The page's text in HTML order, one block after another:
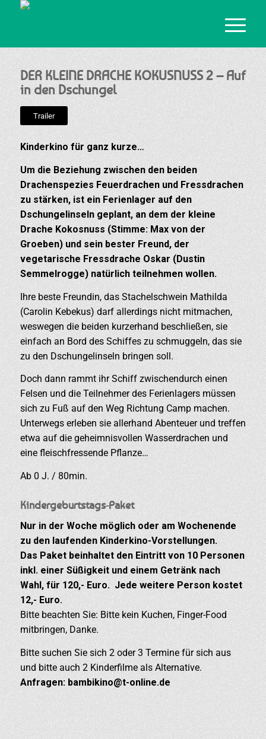
DER KLEINE DRACHE KOKUSNUSS 2 – Auf
in den Dschungel
Trailer
Kinderkino für ganz kurze…
Um die Beziehung zwischen den beiden
Drachenspezies Feuerdrachen und Fressdrachen
zu stärken, ist ein Ferienlager auf den
Dschungelinseln geplant, an dem der kleine
Drache Kokosnuss (Stimme: Max von der
Groeben) und sein bester Freund, der
vegetarische Fressdrache Oskar (Dustin
Semmelrogge) natürlich teilnehmen wollen.
Ihre beste Freundin, das Stachelschwein Mathilda
(Carolin Kebekus) darf allerdings nicht mitmachen,
weswegen die beiden kurzerhand beschließen, sie
einfach an Bord des Schiffes zu schmuggeln, das sie
zu den Dschungelinseln bringen soll.
Doch dann rammt ihr Schiff zwischendurch einen
Felsen und die Teilnehmer des Ferienlagers müssen
sich zu Fuß auf den Weg Richtung Camp machen.
Unterwegs erleben sie allerhand Abenteuer und treffen
etwa auf die geheimnisvollen Wasserdrachen und
eine fleischfressende Pflanze…
Ab 0 J. / 80min.
Kindergeburtstags-Paket
Nur in der Woche möglich oder am Wochenende
zu den laufenden Kinderkino-Vorstellungen.
Das Paket beinhaltet den Eintritt von 10 Personen
inkl. einer Süßigkeit und einem Getränk nach
Wahl, für 120,- Euro. Jede weitere Person kostet
12,- Euro.
Bitte beachten Sie: Bitte kein Kuchen, Finger-Food
mitbringen, Danke.
Bitte suchen Sie sich 2 oder 3 Termine für sich aus
und bitte auch 2 Kinderfilme als Alternative.
Anfragen: bambikino@t-online.de